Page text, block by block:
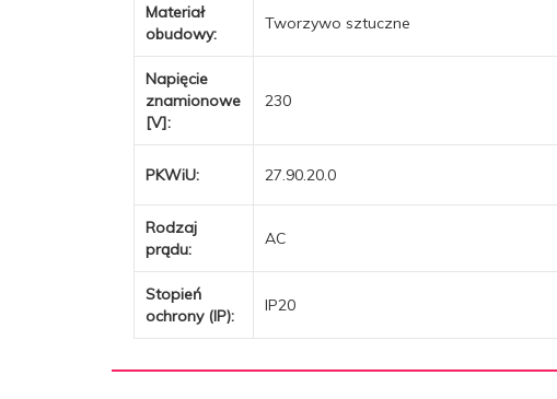
Materiał
obudowy:
Tworzywo sztuczne
Napięcie
znamionowe
[V]:
230
PKWiU: 27.90.20.0
Rodzaj
prądu:
AC
Stopień
ochrony (IP):
IP20